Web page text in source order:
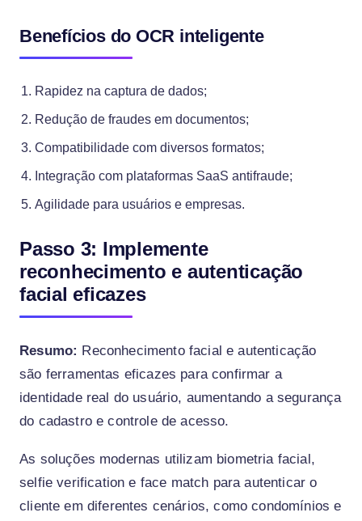
Benefícios do OCR inteligente
Rapidez na captura de dados;
Redução de fraudes em documentos;
Compatibilidade com diversos formatos;
Integração com plataformas SaaS antifraude;
Agilidade para usuários e empresas.
Passo 3: Implemente
reconhecimento e autenticação
facial eficazes
Resumo: Reconhecimento facial e autenticação
são ferramentas eficazes para confirmar a
identidade real do usuário, aumentando a segurança
do cadastro e controle de acesso.
As soluções modernas utilizam biometria facial,
selfie verification e face match para autenticar o
cliente em diferentes cenários, como condomínios e